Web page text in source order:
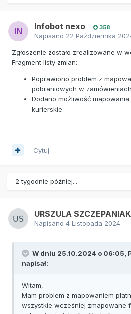
Infobot nexo 358
Napisano 22 Października
Zgłoszenie zostało zrealizowane w
Fragment listy zmian:
Poprawiono problem z
pobraniowych w
Dodano możliwość
kurierskie.
Cytuj
2 tygodnie później...
URSZULA SZCZEPANIAK
Napisano 4 Listopada 2024
W dniu 25.10.2024 o 06:05,
napisał:
Witam,
Mam problem z mapowaniem
wszystkie wcześniej zmapowane